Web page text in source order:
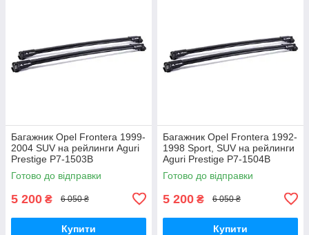
Багажник Opel Frontera 1999-
2004 SUV на рейлинги Aguri
Prestige P7-1503B
Готово до відправки
5 200 ₴ 6 050 ₴
Купити
Багажник Opel Frontera 1992-
1998 Sport, SUV на рейлинги
Aguri Prestige P7-1504B
Готово до відправки
5 200 ₴ 6 050 ₴
Купити